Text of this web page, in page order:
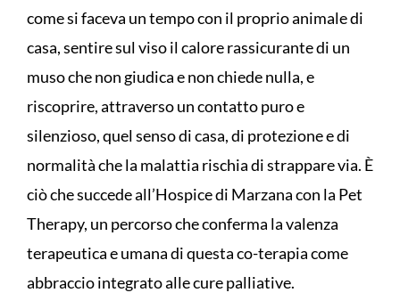
come si faceva un tempo con il proprio animale di
casa, sentire sul viso il calore rassicurante di un
muso che non giudica e non chiede nulla, e
riscoprire, attraverso un contatto puro e
silenzioso, quel senso di casa, di protezione e di
normalità che la malattia rischia di strappare via. È
ciò che succede all’Hospice di Marzana con la Pet
Therapy, un percorso che conferma la valenza
terapeutica e umana di questa co-terapia come
abbraccio integrato alle cure palliative.